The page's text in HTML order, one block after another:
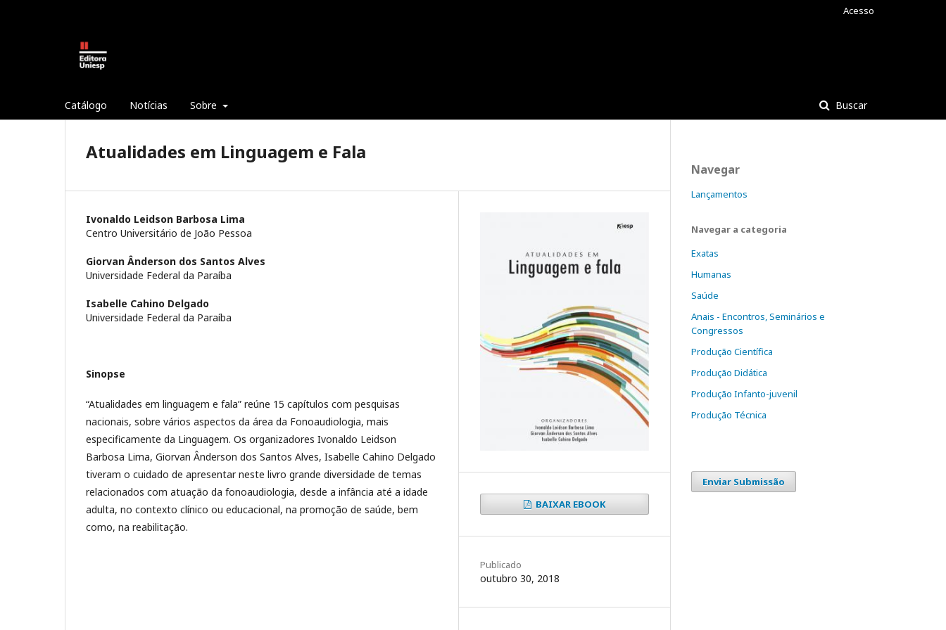
Catálogo Notícias Sobre Buscar
Acesso
Atualidades em Linguagem e Fala
Ivonaldo Leidson Barbosa Lima
Centro Universitário de João Pessoa
Giorvan Ânderson dos Santos Alves
Universidade Federal da Paraíba
Isabelle Cahino Delgado
Universidade Federal da Paraíba
Sinopse
“Atualidades em linguagem e fala” reúne 15 capítulos com pesquisas
nacionais, sobre vários aspectos da área da Fonoaudiologia, mais
especificamente da Linguagem. Os organizadores Ivonaldo Leidson
Barbosa Lima, Giorvan Ânderson dos Santos Alves, Isabelle Cahino Delgado
tiveram o cuidado de apresentar neste livro grande diversidade de temas
relacionados com atuação da fonoaudiologia, desde a infância até a idade
adulta, no contexto clínico ou educacional, na promoção de saúde, bem
como, na reabilitação.
BAIXAR EBOOK
Publicado
outubro 30, 2018
Navegar
Lançamentos
Navegar a categoria
Exatas
Humanas
Saúde
Anais - Encontros, Seminários e
Congressos
Produção Científica
Produção Didática
Produção Infanto-juvenil
Produção Técnica
Enviar Submissão